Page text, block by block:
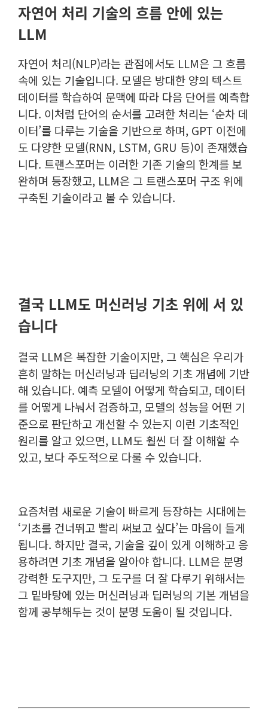
자연어 처리 기술의 흐름 안에 있는
LLM
자연어 처리(NLP)라는 관점에서도 LLM은 그 흐름
속에 있는 기술입니다. 모델은 방대한 양의 텍스트
데이터를 학습하여 문맥에 따라 다음 단어를 예측합
니다. 이처럼 단어의 순서를 고려한 처리는 ‘순차 데
이터’를 다루는 기술을 기반으로 하며, GPT 이전에
도 다양한 모델(RNN, LSTM, GRU 등)이 존재했습
니다. 트랜스포머는 이러한 기존 기술의 한계를 보
완하며 등장했고, LLM은 그 트랜스포머 구조 위에
구축된 기술이라고 볼 수 있습니다.
결국 LLM도 머신러닝 기초 위에 서 있
습니다
결국 LLM은 복잡한 기술이지만, 그 핵심은 우리가
흔히 말하는 머신러닝과 딥러닝의 기초 개념에 기반
해 있습니다. 예측 모델이 어떻게 학습되고, 데이터
를 어떻게 나눠서 검증하고, 모델의 성능을 어떤 기
준으로 판단하고 개선할 수 있는지 이런 기초적인
원리를 알고 있으면, LLM도 훨씬 더 잘 이해할 수
있고, 보다 주도적으로 다룰 수 있습니다.
요즘처럼 새로운 기술이 빠르게 등장하는 시대에는
‘기초를 건너뛰고 빨리 써보고 싶다’는 마음이 들게
됩니다. 하지만 결국, 기술을 깊이 있게 이해하고 응
용하려면 기초 개념을 알아야 합니다. LLM은 분명
강력한 도구지만, 그 도구를 더 잘 다루기 위해서는
그 밑바탕에 있는 머신러닝과 딥러닝의 기본 개념을
함께 공부해두는 것이 분명 도움이 될 것입니다.